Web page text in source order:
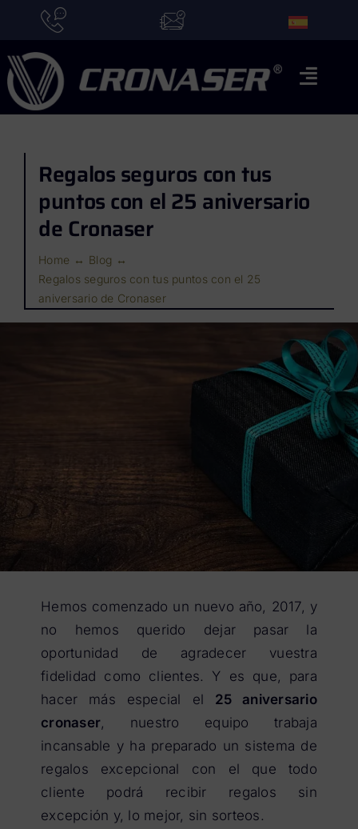
contenido
Marcas
Aplicaciones
Quiénes somos
Actualidad
Contacto
Regalos seguros con tus
puntos con el 25 aniversario
de Cronaser
Home
Blog
Regalos seguros con tus puntos con el 25
aniversario de Cronaser
Hemos comenzado un nuevo año, 2017, y
no hemos querido dejar pasar la
oportunidad de agradecer vuestra
fidelidad como clientes. Y es que, para
hacer más especial el 25 aniversario
cronaser, nuestro equipo trabaja
incansable y ha preparado un sistema de
regalos excepcional con el que todo
cliente podrá recibir regalos sin
excepción y, lo mejor, sin sorteos.